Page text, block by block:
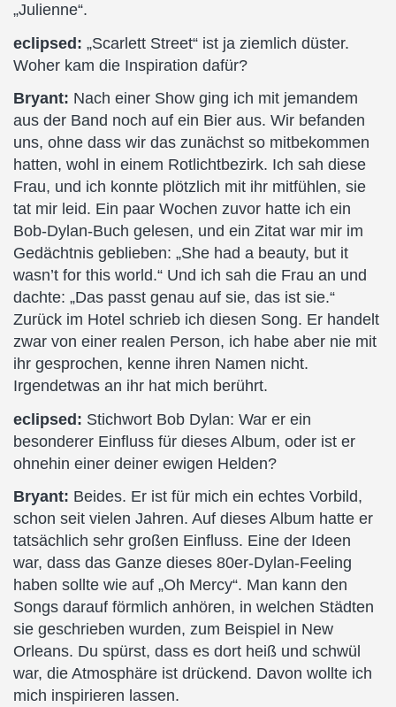
„Julienne“.
eclipsed: „Scarlett Street“ ist ja ziemlich düster.
Woher kam die Inspiration dafür?
Bryant: Nach einer Show ging ich mit jemandem
aus der Band noch auf ein Bier aus. Wir befanden
uns, ohne dass wir das zunächst so mitbekommen
hatten, wohl in einem Rotlichtbezirk. Ich sah diese
Frau, und ich konnte plötzlich mit ihr mitfühlen, sie
tat mir leid. Ein paar Wochen zuvor hatte ich ein
Bob-Dylan-Buch gelesen, und ein Zitat war mir im
Gedächtnis geblieben: „She had a beauty, but it
wasn’t for this world.“ Und ich sah die Frau an und
dachte: „Das passt genau auf sie, das ist sie.“
Zurück im Hotel schrieb ich diesen Song. Er handelt
zwar von einer realen Person, ich habe aber nie mit
ihr gesprochen, kenne ihren Namen nicht.
Irgendetwas an ihr hat mich berührt.
eclipsed: Stichwort Bob Dylan: War er ein
besonderer Einfluss für dieses Album, oder ist er
ohnehin einer deiner ewigen Helden?
Bryant: Beides. Er ist für mich ein echtes Vorbild,
schon seit vielen Jahren. Auf dieses Album hatte er
tatsächlich sehr großen Einfluss. Eine der Ideen
war, dass das Ganze dieses 80er-Dylan-Feeling
haben sollte wie auf „Oh Mercy“. Man kann den
Songs darauf förmlich anhören, in welchen Städten
sie geschrieben wurden, zum Beispiel in New
Orleans. Du spürst, dass es dort heiß und schwül
war, die Atmosphäre ist drückend. Davon wollte ich
mich inspirieren lassen.